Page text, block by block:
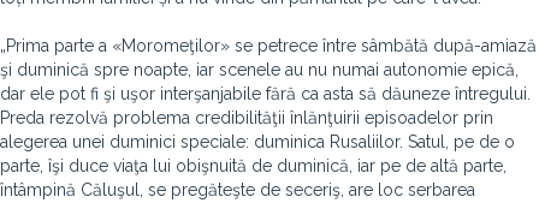
„Prima parte a «Moromeţilor» se petrece între sâmbătă după-amiază
şi duminică spre noapte, iar scenele au nu numai autonomie epică,
dar ele pot fi şi uşor interşanjabile fără ca asta să dăuneze întregului.
Preda rezolvă problema credibilităţii înlănţuirii episoadelor prin
alegerea unei duminici speciale: duminica Rusaliilor. Satul, pe de o
parte, îşi duce viaţa lui obişnuită de duminică, iar pe de altă parte,
întâmpină Căluşul, se pregăteşte de seceriş, are loc serbarea